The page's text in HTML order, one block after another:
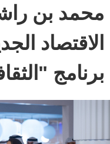
محمد بن
الاقتصاد
برنامج